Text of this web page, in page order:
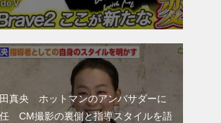
真央 ホットマンのアンバサダーに
CM撮影の裏側と指導スタイルを語